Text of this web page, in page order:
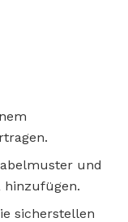
und
hinzufügen.
sicherstellen